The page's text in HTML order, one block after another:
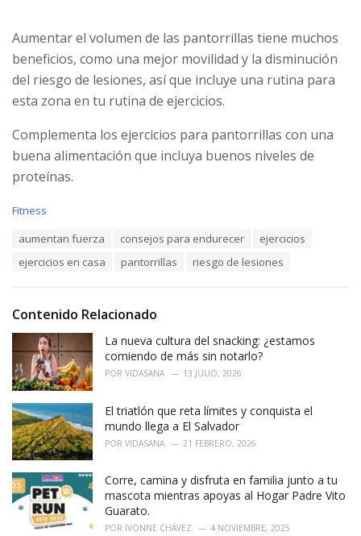
Aumentar el volumen de las pantorrillas tiene muchos
beneficios, como una mejor movilidad y la disminución
del riesgo de lesiones, así que incluye una rutina para
esta zona en tu rutina de ejercicios.
Complementa los ejercicios para pantorrillas con una
buena alimentación que incluya buenos niveles de
proteínas.
C
i
:
Fitness
aumentan fuerza consejos para endurecer
ejercicios
ejercicios en casa
pantorrillas riesgo de lesiones
Contenido Relacionado
La nueva cultura del snacking: ¿estamos
comiendo de más sin notarlo?
POR VIDASANA 13 JULIO, 2026
El triatlón que reta límites y conquista el
mundo llega a El Salvador
POR VIDASANA 21 FEBRERO, 2026
Corre, camina y disfruta en familia junto a tu
mascota mientras apoyas al Hogar Padre Vito
Guarato.
POR IVONNE CHÁVEZ 4 NOVIEMBRE, 2025